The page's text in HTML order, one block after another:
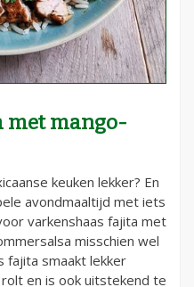
met mango-
keuken lekker? En
avondmaaltijd met iets
varkenshaas fajita met
misschien wel
fajita smaakt lekker
en is ook uitstekend te